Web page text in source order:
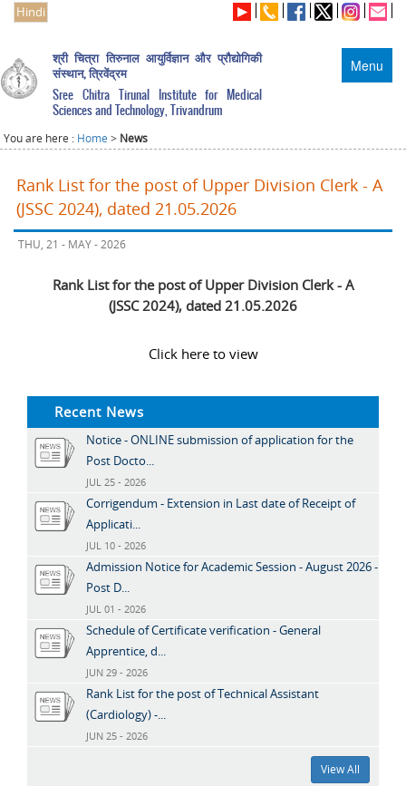
Hindi
Menu
श्री चित्रा तिरुनाल आयुर्विज्ञान और प्रौद्योगिकी
संस्थान, त्रिवेंद्रम
Sree Chitra Tirunal Institute for Medical
Sciences and Technology, Trivandrum
You are here : Home > News
Rank List for the post of Upper Division Clerk - A
(JSSC 2024), dated 21.05.2026
THU, 21 - MAY - 2026
Rank List for the post of Upper Division Clerk - A
(JSSC 2024), dated 21.05.2026
Click here to view
Recent News
Notice - ONLINE submission of application for the
Post Docto...
JUL 25 - 2026
Corrigendum - Extension in Last date of Receipt of
Applicati...
JUL 10 - 2026
Admission Notice for Academic Session - August 2026 -
Post D...
JUL 01 - 2026
Schedule of Certificate verification - General
Apprentice, d...
JUN 29 - 2026
Rank List for the post of Technical Assistant
(Cardiology) -...
JUN 25 - 2026
View All